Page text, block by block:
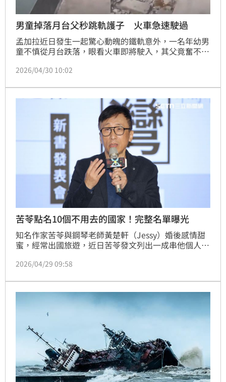
男童掉落月台父秒跳軌護子 火車急速駛過
孟加拉近日發生一起驚心動魄的鐵軌意外，一名年幼男
童不慎從月台跌落，眼看火車即將駛入，其父竟奮不顧
父子倆平安。這段驚險過程被目擊者拍下並上傳社群，
愛，獲得許多人高度讚譽。
2026/04/30 10:02
苦苓點名10個不用去的國家！完整名單曝光
知名作家苦苓與鋼琴老師黃楚軒（Jessy）婚後感情甜
蜜，經常出國旅遊，近日苦苓發文列出一成串他個人所
2026/04/29 09:58